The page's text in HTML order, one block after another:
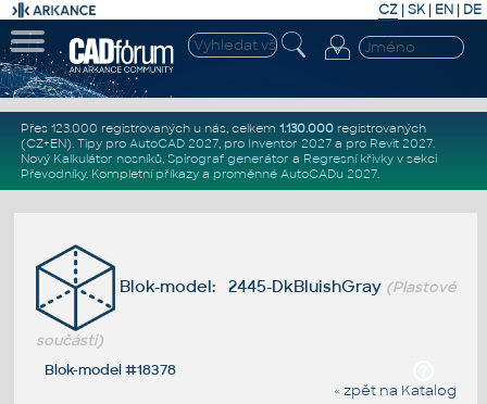
CZ | SK| EN | DE
Přes 123.000 registrovaných u nás, celkem 1.130.000registrovaných
(CZ+EN). Tipy pro AutoCAD 2027, pro Inventor 2027a pro Revit 2027.
Nový Kalkulátor nosníků, Spirograf generátor a Regresní křivkyv sekci
Převodníky. Kompletní příkazya proměnné AutoCADu 2027.
Blok-model: 2445-DkBluishGray (Plastové
součásti)
Blok-model #18378
« zpět na Katalog